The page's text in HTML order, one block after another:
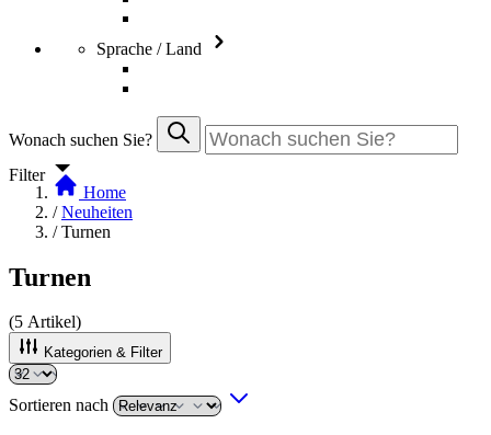
Sprache / Land
Wonach suchen Sie?
Filter
Home
/ Neuheiten
/ Turnen
Turnen
(5 Artikel)
Kategorien & Filter
Sortieren nach